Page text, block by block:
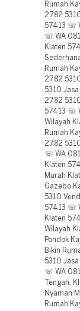
Rumah
2782
57413 ☏
☏ WA
Klaten
Rumah
2782
5310
2782
57413 ☏
Wilayah
Rumah
2782
☏ WA
Klaten
Murah
Gazebo
5310
57413 ☏
Klaten
Wilayah
Pondok
Bikin
5310
☏ WA
Tengah,
Nyaman
Rumah